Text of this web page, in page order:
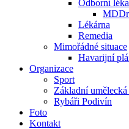
Odborní
Lékárna
Remedia
Mimořádné situace
Havarijní
Organizace
Sport
Základní umělecká
Rybáři Podivín
Foto
Kontakt